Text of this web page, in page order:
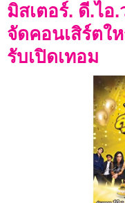
มิสเตอร์. ดี.ไอ
จัดคอนเสิร์ตใ
รับเปิดเทอม